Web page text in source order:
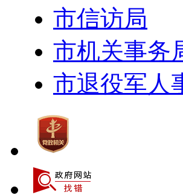
市信访局
市机关事务
市退役军人